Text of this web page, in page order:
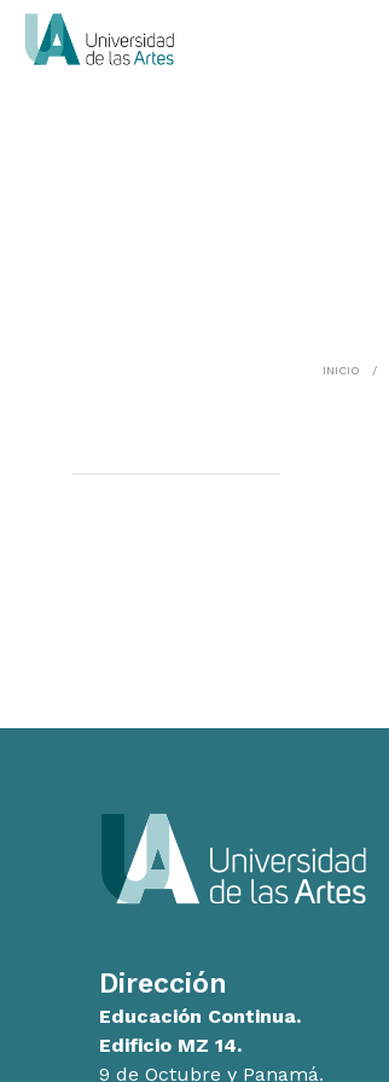
INICIO /
Dirección
Educación Continua.
Edificio MZ 14.
9 de Octubre y Panamá.